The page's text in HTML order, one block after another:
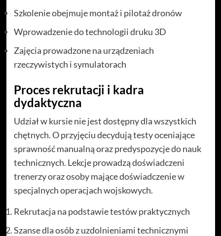
Szkolenie obejmuje montaż i pilotaż dronów
Wprowadzenie do technologii druku 3D
Zajęcia prowadzone na urządzeniach
rzeczywistych i symulatorach
Proces rekrutacji i kadra
dydaktyczna
Udział w kursie nie jest dostępny dla wszystkich
chętnych. O przyjęciu decydują testy oceniające
sprawność manualną oraz predyspozycje do nauk
technicznych. Lekcje prowadzą doświadczeni
trenerzy oraz osoby mające doświadczenie w
specjalnych operacjach wojskowych.
Rekrutacja na podstawie testów praktycznych
Szanse dla osób z uzdolnieniami technicznymi